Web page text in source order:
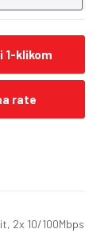
1-klikom
rate
2x 10/100Mbps